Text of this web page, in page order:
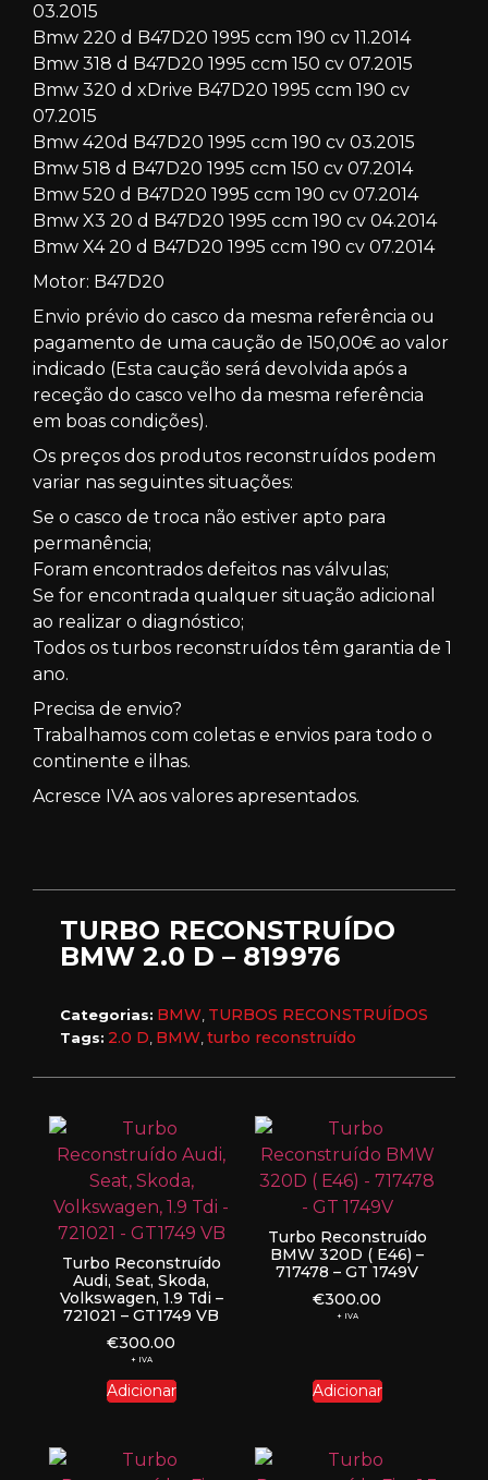
03.2015
Bmw 220 d B47D20 1995 ccm 190 cv 11.2014
Bmw 318 d B47D20 1995 ccm 150 cv 07.2015
Bmw 320 d xDrive B47D20 1995 ccm 190 cv
07.2015
Bmw 420d B47D20 1995 ccm 190 cv 03.2015
Bmw 518 d B47D20 1995 ccm 150 cv 07.2014
Bmw 520 d B47D20 1995 ccm 190 cv 07.2014
Bmw X3 20 d B47D20 1995 ccm 190 cv 04.2014
Bmw X4 20 d B47D20 1995 ccm 190 cv 07.2014
Motor: B47D20
Envio prévio do casco da mesma referência ou
pagamento de uma caução de 150,00€ ao valor
indicado (Esta caução será devolvida após a
receção do casco velho da mesma referência
em boas condições).
Os preços dos produtos reconstruídos podem
variar nas seguintes situações:
Se o casco de troca não estiver apto para
permanência;
Foram encontrados defeitos nas válvulas;
Se for encontrada qualquer situação adicional
ao realizar o diagnóstico;
Todos os turbos reconstruídos têm garantia de 1
ano.
Precisa de envio?
Trabalhamos com coletas e envios para todo o
continente e ilhas.
Acresce IVA aos valores apresentados.
TURBO RECONSTRUÍDO
BMW 2.0 D – 819976
Categorias: BMW, TURBOS RECONSTRUÍDOS
Tags: 2.0 D, BMW,turbo reconstruído
Turbo Reconstruído
Audi, Seat, Skoda,
Volkswagen, 1.9 Tdi –
721021 – GT1749 VB
€300.00
+ IVA
Adicionar
Turbo Reconstruído
BMW 320D ( E46) –
717478 – GT 1749V
€300.00
+ IVA
Adicionar